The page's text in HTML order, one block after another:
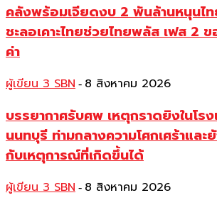
คลังพร้อมเจียดงบ 2 พันล้านหนุนไ
ชะลอเคาะไทยช่วยไทยพลัส เฟส 2 ข
ค่า
ผู้เขียน 3 SBN - 8 สิงหาคม 2026
บรรยากาศรับศพ เหตุกราดยิงในโร
นนทบุรี ท่ามกลางความโศกเศร้าและ
กับเหตุการณ์ที่เกิดขึ้นได้
ผู้เขียน 3 SBN - 8 สิงหาคม 2026